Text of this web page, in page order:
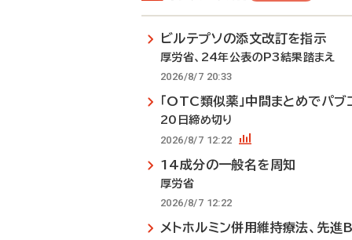
ビルテプソの添文改訂を指示
厚労省、24年公表のP3結果踏まえ
2026/8/7 20:33
「OTC類似薬」中間まとめでパブ
20日締め切り
2026/8/7 12:22
14成分の一般名を周知
厚労省
2026/8/7 12:22
メトホルミン併用維持療法、先進